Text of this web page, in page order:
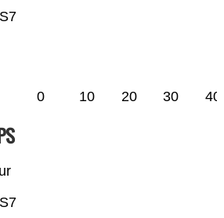
0 10 20 30 40